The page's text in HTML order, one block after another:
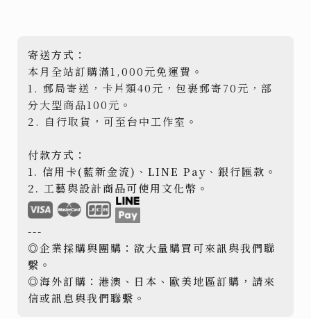
寄送方式：
本月全站訂購滿1,000元免運費。
1. 郵局寄送，卡片類40元，包裹郵寄70元，部
分大型商品100元。
2. 自行取貨，可至台中工作室。
付款方式：
1. 信用卡(藍新金流)、LINE Pay、銀行匯款。
2. 工藝與設計商品可使用文化幣。
---
◎企業採購與團購：欲大量購買可來訊與我們聯
繫。
◎海外訂購：港澳、日本、歐美地區訂購，請來
信或訊息與我們聯繫。